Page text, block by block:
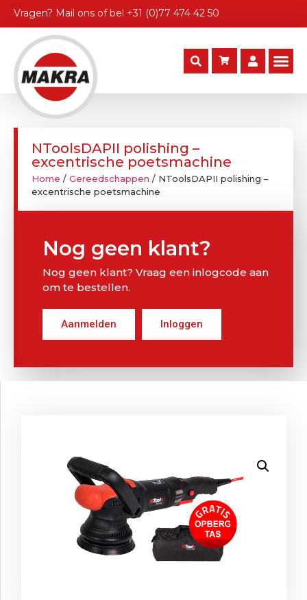
Vragen? Mail ons of bel +31 (0)77 474 42 50
NToolsDAPII polishing –
excentrische poetsmachine
Home / Gereedschappen / NToolsDAPII polishing –
excentrische poetsmachine
Nog geen klant?
Nog geen klant? Vraag een inlogcode aan
om te bestellen.
Aanmelden Inloggen